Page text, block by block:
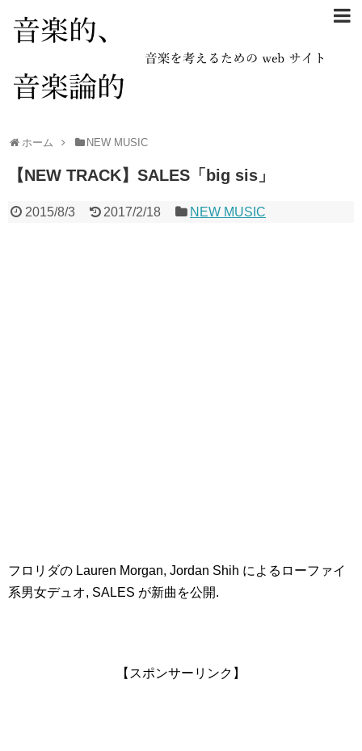
ホーム NEW MUSIC
【NEW TRACK】SALES「big sis」
2015/8/3 2017/2/18 NEW MUSIC
フロリダの Lauren Morgan, Jordan Shih によるローファイ
系男女デュオ, SALES が新曲を公開.
【スポンサーリンク】